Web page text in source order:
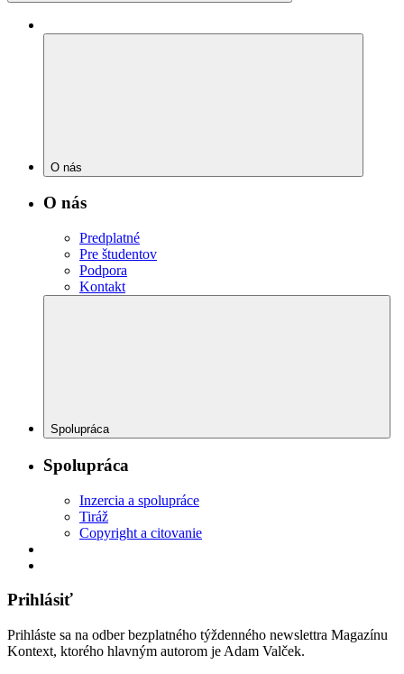
O nás
O nás
Predplatné
Pre študentov
Podpora
Kontakt
Spolupráca
Spolupráca
Inzercia a spolupráce
Tiráž
Copyright a citovanie
Prihlásiť
Prihláste sa na odber bezplatného týždenného newslettra Magazínu
Kontext, ktorého hlavným autorom je Adam Valček.